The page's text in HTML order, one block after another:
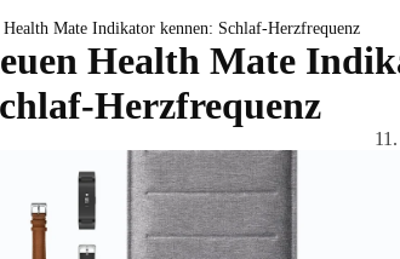
Health Mate Indikator kennen: Schlaf-Herzfrequenz
Health Mate
Herzfrequenz